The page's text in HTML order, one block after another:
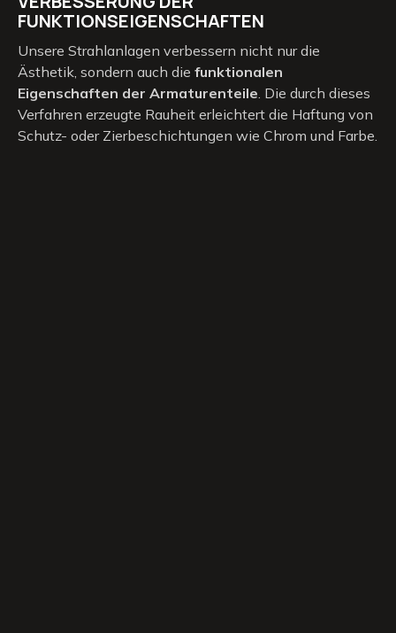
FUNKTIONSEIGENSCHAFTEN
Unsere Strahlanlagen verbessern nicht nur die
Ästhetik, sondern auch die funktionalen
Eigenschaften der Armaturenteile . Die durch dieses
Verfahren erzeugte Rauheit erleichtert die Haftung von
Schutz- oder Zierbeschichtungen wie Chrom und Farbe.